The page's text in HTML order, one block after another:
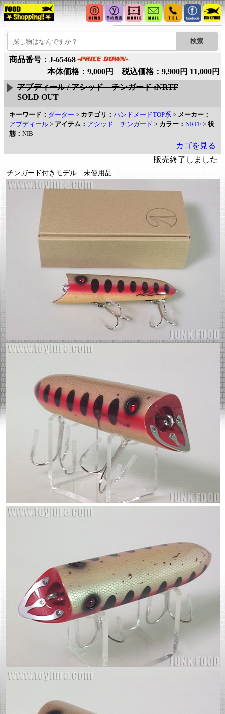
商品番号：J-65468
本体価格：9,000円 税込価格：9,900円 11,000円
アブディール / アシッド チンガード :NRTF
SOLD OUT
キーワード： ダーター > カテゴリ： ハンドメードTOP系 > メーカー：
アブディール > アイテム： アシッド チンガード > カラー： NRTF >状
態： NIB
カゴを見る
販売終了しました
チンガード付きモデル 未使用品